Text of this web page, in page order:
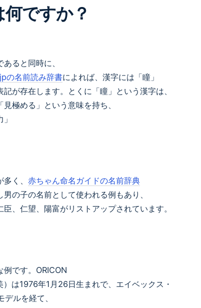
ですか？
ると同時に、
の名前読み辞書によれば、漢字には「瞳」
が存在します。とくに「瞳」という漢字は、
極める」という意味を持ち、
く、 赤ちゃん命名ガイドの名前辞典
の子の名前として使われる例もあり、
、仁望、陽富がリストアップされています。
です。ORICON
は1976年1月26日生まれで、エイベックス・
ルを経て、